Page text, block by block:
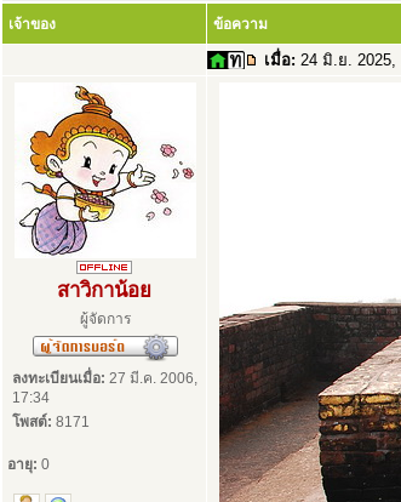
เจ้าของ ข้อความ
เมื่อ: 24 มิ.ย. 2025,
สาวิกาน้อย
ผู้จัดการ
ลงทะเบียนเมื่อ: 27 มี.ค. 2006,
17:34
โพสต์: 8171
อายุ: 0